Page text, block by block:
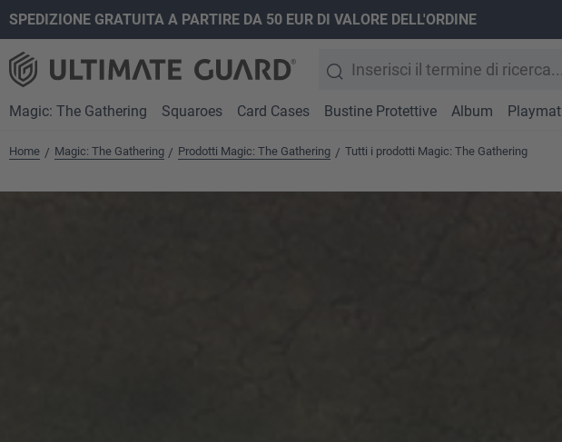
Passa alla navigazione principale
SPEDIZIONE GRATUITA A PARTIRE DA 50 EUR DI VALORE DELL'ORDINE
Magic: The Gathering Squaroes Card Cases Bustine Protettive Album Playmat
Home / Magic: The Gathering / Prodotti Magic: The Gathering / Tutti i prodotti Magic: The Gathering